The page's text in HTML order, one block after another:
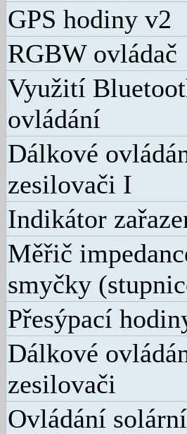
GPS hodiny v2
RGBW ovládač
Využití
ovládání
Dálkové
zesilovači I
Indikátor
Měřič
smyčky
Přesýpací
Dálkové
zesilovači
Ovládání